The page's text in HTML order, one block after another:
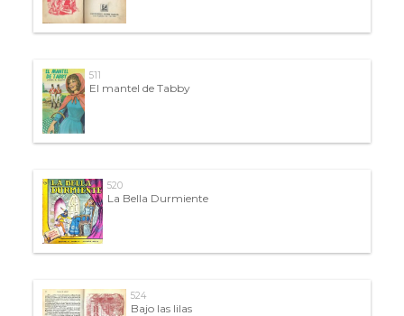
511
El mantel de Tabby
520
La Bella Durmiente
524
Bajo las lilas